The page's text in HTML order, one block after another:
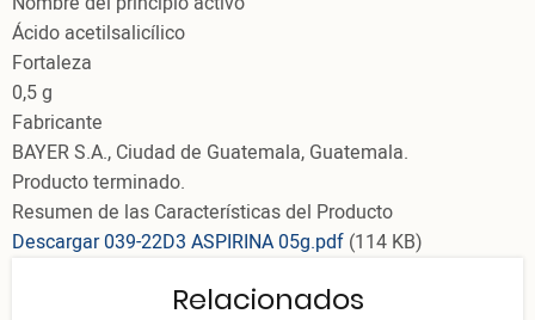
Ácido acetilsalicílico
Fortaleza
0,5 g
Fabricante
BAYER S.A., Ciudad de Guatemala, Guatemala.
Producto terminado.
Resumen de las Características del Producto
Descargar 039-22D3 ASPIRINA 05g.pdf (114 KB)
Relacionados